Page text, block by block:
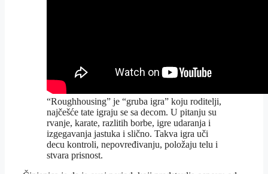
“Roughhousing” je “gruba igra” koju roditelji,
najčešće tate igraju se sa decom. U pitanju su
rvanje, karate, razlitih borbe, igre udaranja i
izgegavanja jastuka i slično. Takva igra uči
decu kontroli, nepovređivanju, položaju telu i
stvara prisnost.